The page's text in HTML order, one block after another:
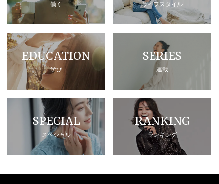
働く ライフスタイル
EDUCATION
学び
SERIES
連載
SPECIAL
スペシャル
RANKING
ランキング